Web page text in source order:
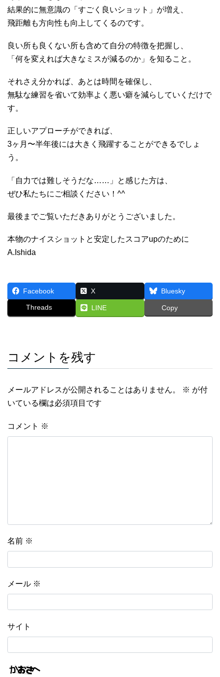
結果的に無意識の「すごく良いショット」が増え、
飛距離も方向性も向上してくるのです。
良い所も良くない所も含めて自分の特徴を把握し、
「何を変えれば大きなミスが減るのか」を知ること。
それさえ分かれば、あとは時間を確保し、
無駄な練習を省いて効率よく悪い癖を減らしていくだけで
す。
正しいアプローチができれば、
3ヶ月〜半年後には大きく飛躍することができるでしょ
う。
「自力では難しそうだな……」と感じた方は、
ぜひ私たちにご相談ください！^^
最後までご覧いただきありがとうございました。
本物のナイスショットと安定したスコアupのために
A.Ishida
Facebook X Bluesky
Threads LINE Copy
コメントを残す
メールアドレスが公開されることはありません。 ※ が付
いている欄は必須項目です
コメント ※
名前 ※
メール ※
サイト